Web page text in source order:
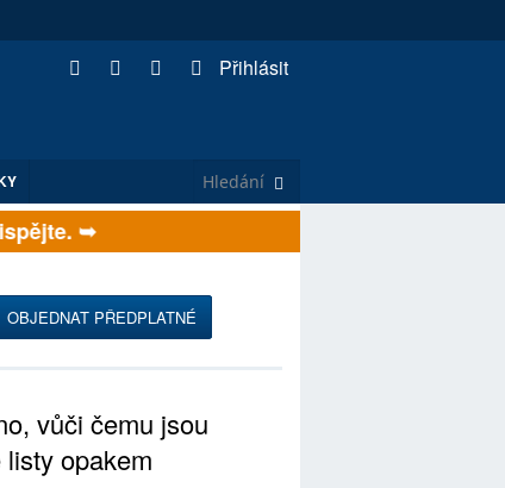
Přihlásit
➥
OBJEDNAT PŘEDPLATNÉ
vůči čemu jsou
opakem